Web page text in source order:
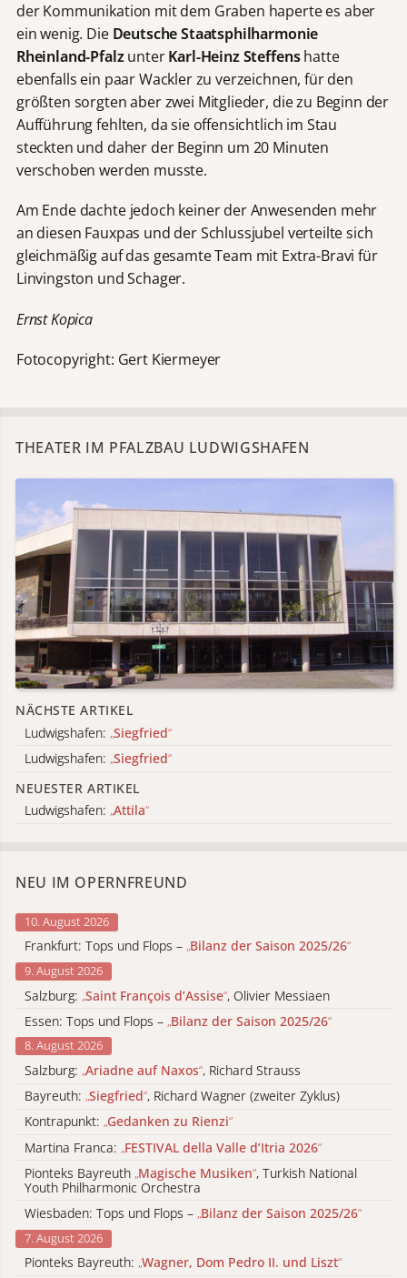
der Kommunikation mit dem Graben haperte es aber
ein wenig. Die Deutsche Staatsphilharmonie
Rheinland-PfalzunterKarl-Heinz Steffenshatte
ebenfalls ein paar Wackler zu verzeichnen, für den
größten sorgten aber zwei Mitglieder, die zu Beginn der
Aufführung fehlten, da sie offensichtlich im Stau
steckten und daher der Beginn um 20 Minuten
verschoben werden musste.
Am Ende dachte jedoch keiner der Anwesenden mehr
an diesen Fauxpas und der Schlussjubel verteilte sich
gleichmäßig auf das gesamte Team mit Extra-Bravi für
Linvingston und Schager.
Ernst Kopica
Fotocopyright: Gert Kiermeyer
THEATER IM PFALZBAU LUDWIGSHAFEN
NÄCHSTE ARTIKEL
Ludwigshafen: „Siegfried“
Ludwigshafen: „Siegfried“
NEUESTER ARTIKEL
Ludwigshafen: „Attila“
NEU IM OPERNFREUND
10. August 2026
Frankfurt: Tops und Flops – „Bilanz der Saison 2025/26“
9. August 2026
Salzburg: „Saint François d’Assise“, Olivier Messiaen
Essen: Tops und Flops – „Bilanz der Saison 2025/26“
8. August 2026
Salzburg: „Ariadne auf Naxos“, Richard Strauss
Bayreuth: „Siegfried“, Richard Wagner (zweiter Zyklus)
Kontrapunkt: „Gedanken zu Rienzi“
Martina Franca: „FESTIVAL della Valle d’Itria 2026“
Pionteks Bayreuth „Magische Musiken“, Turkish National
Youth Philharmonic Orchestra
Wiesbaden: Tops und Flops – „Bilanz der Saison 2025/26“
7. August 2026
Pionteks Bayreuth: „Wagner, Dom Pedro II. und Liszt“